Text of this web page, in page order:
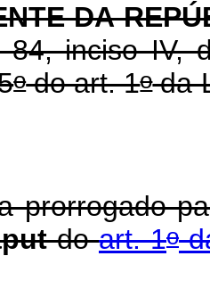
DA
inciso IV,
odo art. 1oda
doart. 1o